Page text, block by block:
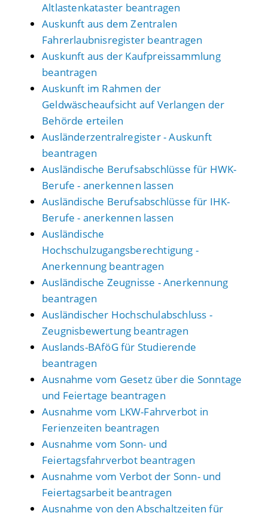
Altlastenkataster beantragen
Auskunft aus dem Zentralen
Fahrerlaubnisregister beantragen
Auskunft aus der Kaufpreissammlung
beantragen
Auskunft im Rahmen der
Geldwäscheaufsicht auf Verlangen der
Behörde erteilen
Ausländerzentralregister - Auskunft
beantragen
Ausländische Berufsabschlüsse für HWK-
Berufe - anerkennen lassen
Ausländische Berufsabschlüsse für IHK-
Berufe - anerkennen lassen
Ausländische
Hochschulzugangsberechtigung -
Anerkennung beantragen
Ausländische Zeugnisse - Anerkennung
beantragen
Ausländischer Hochschulabschluss -
Zeugnisbewertung beantragen
Auslands-BAföG für Studierende
beantragen
Ausnahme vom Gesetz über die Sonntage
und Feiertage beantragen
Ausnahme vom LKW-Fahrverbot in
Ferienzeiten beantragen
Ausnahme vom Sonn- und
Feiertagsfahrverbot beantragen
Ausnahme vom Verbot der Sonn- und
Feiertagsarbeit beantragen
Ausnahme von den Abschaltzeiten für